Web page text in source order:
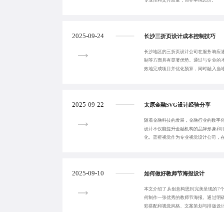
2025-09-24 长沙三折页设计成本控制技巧
长沙地区的三折页设计公司在服务响应
制等方面具有显著优势。通过与专业的
效地完成项目并优化预算，同时融入当
2025-09-22 太原金融SVG设计经验分享
随着金融科技的发展，金融行业的数字
设计不仅能提升金融机构的品牌形象和
化。蓝橙视觉作为专业视觉设计公司，
2025-09-10 如何做好教师节海报设计
本文介绍了从创意构思到完美呈现的7
何制作一张优秀的教师节海报。通过明
彩搭配和视觉风格、文案策划与排版设